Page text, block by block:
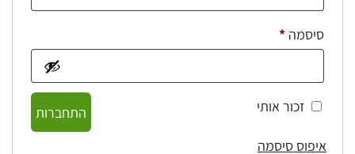
סיסמה *חובה
זכור אותי
התחברות
איפוס סיסמה